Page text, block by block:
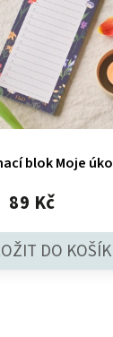
blok Moje
89 Kč